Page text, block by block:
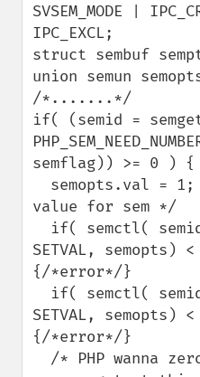
SVSEM_MODE |
IPC_EXCL;
struct sembuf
union semun
/*.......*/
if( (semid =
semflag)) >= 0 ) {
value for sem */
SETVAL, semopts)
{/*error*/}
SETVAL, semopts)
{/*error*/}